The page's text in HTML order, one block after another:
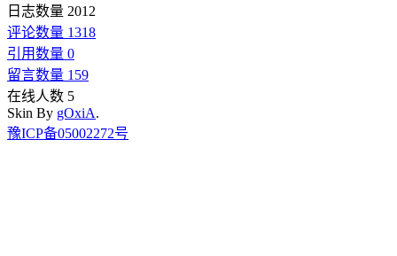
日志数量 2012
评论数量 1318
引用数量 0
留言数量 159
在线人数 5
Skin By gOxiA.
豫ICP备05002272号